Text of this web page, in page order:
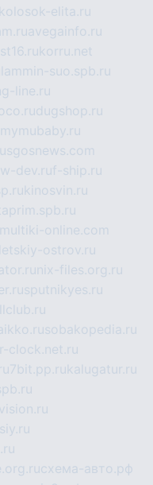
kolosok-elita.ru
avegainfo.ru
korru.net
lammin-suo.spb.ru
line.ru
dugshop.ru
mymubaby.ru
rusgosnews.com
w-dev.ruf-ship.ru
kinosvin.ru
multiki-online.com
ostrov.ru
nix-files.org.ru
sputnikyes.ru
sobakopedia.ru
clock.net.ru
7bit.pp.rukalugatur.ru
схема-авто.рф